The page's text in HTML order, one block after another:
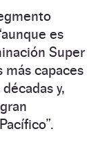
es
Super
más capaces
y,